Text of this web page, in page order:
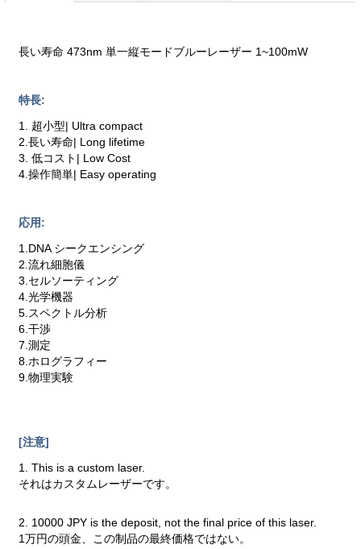
長い寿命 473nm 単一縦モードブルーレーザー 1~100mW
特長:
1. 超小型| Ultra compact
2.長い寿命| Long lifetime
3. 低コスト| Low Cost
4.操作簡単| Easy operating
応用:
1.DNA シークエンシング
2.流れ細胞儀
3.セルソーティング
4.光学機器
5.スペクトル分析
6.干渉
7.測定
8.ホログラフィー
9.物理実験
[注意]
1. This is a custom laser.
それはカスタムレーザーです。
2. 10000 JPY is the deposit, not the final price of this laser.
1万円の頭金、この制品の最終価格ではない。